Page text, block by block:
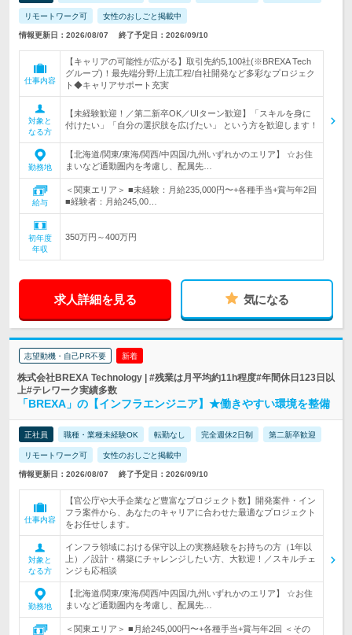
リモートワーク可 女性のおしごと掲載中
情報更新日：2026/08/07 終了予定日：2026/09/10
仕事内容
【キャリアの可能性が広がる】取引先約5,100社(※BREXA Tech
グループ)！最先端分野/上流工程/自社開発など多彩なプロジェク
ト◆キャリアサポート充実
対象と
なる方
【未経験歓迎！／第二新卒OK／UIターン歓迎】「スキルを身に
付けたい」「自分の選択肢を広げたい」 という方を歓迎します！
勤務地
【北海道/関東/東海/関西/中四国/九州いずれかのエリア】 ☆お住
まいなど通勤圏内を考慮し、配属先…
給与
＜関東エリア＞ ■未経験：月給235,000円〜+各種手当+賞与年2回
■経験者：月給245,00…
初年度
年収
350万円～400万円
求人詳細を見る 気になる
志望動機・自己PR不要 新着
株式会社BREXA Technology | #残業は月平均約11h程度#年間休日123日以
上#テレワーク実績多数
「BREXA」の【インフラエンジニア】★働きやすい環境を整備
正社員 職種・業種未経験OK 転勤なし 完全週休2日制 第二新卒歓迎
リモートワーク可 女性のおしごと掲載中
情報更新日：2026/08/07 終了予定日：2026/09/10
仕事内容
【官公庁や大手企業など豊富なプロジェクト数】開発案件・イン
フラ案件から、あなたのキャリアに合わせた最適なプロジェクト
をお任せします。
対象と
なる方
インフラ領域における保守以上の実務経験をお持ちの方（1年以
上）／設計・構築にチャレンジしたい方、大歓迎！／スキルチェ
ンジも応相談
勤務地
【北海道/関東/東海/関西/中四国/九州いずれかのエリア】 ☆お住
まいなど通勤圏内を考慮し、配属先…
＜関東エリア＞ ■月給245,000円〜+各種手当+賞与年2回 ＜その